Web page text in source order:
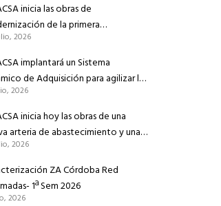
inicia las obras de
de la primera
de abastecimiento para
el suministro de agua de
2026
implantará un Sistema
de Adquisición para agilizar la
de obras en sus redes e
2026
inicia hoy las obras de una
arteria de abastecimiento y una
agua no potable en Ingeniero
de Azúa
2026
ZA Córdoba Red
1ª Sem 2026
2026